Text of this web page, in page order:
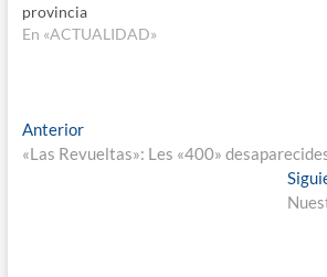
provincia
En «ACTUALIDAD»
Navegación
de
AnteriorEntrada
anterior:
«Las Revueltas»: Les «400»